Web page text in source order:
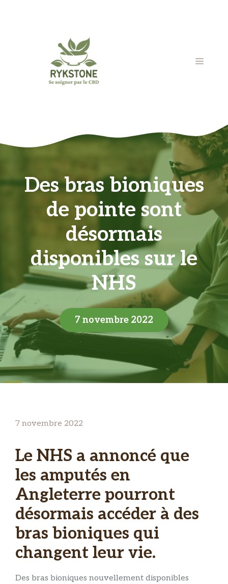
MENU
Des bras bioniques
de pointe sont
désormais
disponibles sur le
NHS
7 novembre 2022
7 novembre 2022
Le NHS a annoncé que
les amputés en
Angleterre pourront
désormais accéder à des
bras bioniques qui
changent leur vie.
Des bras bioniques nouvellement disponibles